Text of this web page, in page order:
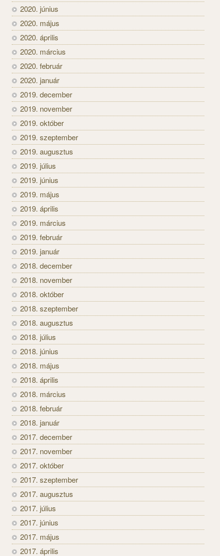
2020. június
2020. május
2020. április
2020. március
2020. február
2020. január
2019. december
2019. november
2019. október
2019. szeptember
2019. augusztus
2019. július
2019. június
2019. május
2019. április
2019. március
2019. február
2019. január
2018. december
2018. november
2018. október
2018. szeptember
2018. augusztus
2018. július
2018. június
2018. május
2018. április
2018. március
2018. február
2018. január
2017. december
2017. november
2017. október
2017. szeptember
2017. augusztus
2017. július
2017. június
2017. május
2017. április